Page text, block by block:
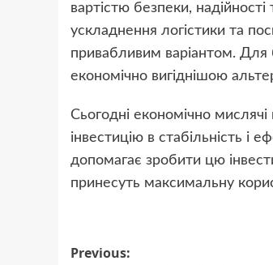
вартістю безпеки,
ускладнення логістики та
привабливим варіантом. Для
економічно вигіднішою
Сьогодні економічно
інвестицію в стабільність і
допомагає зробити цю
принесуть максимальну
Post
Previous: